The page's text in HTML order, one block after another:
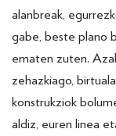
alanbreak,
gabe, beste plano
ematen zuten.
zehazkiago,
konstrukziok
aldiz, euren linea